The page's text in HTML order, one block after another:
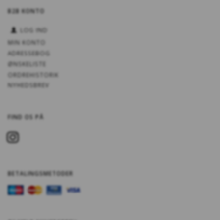
B2B KONTO
LOG IND
MIN KONTO
ADRESSEBOG
ØNSKELISTE
ORDREHISTORIK
NYHEDSBREV
FIND OS PÅ
BETALINGSMETODER